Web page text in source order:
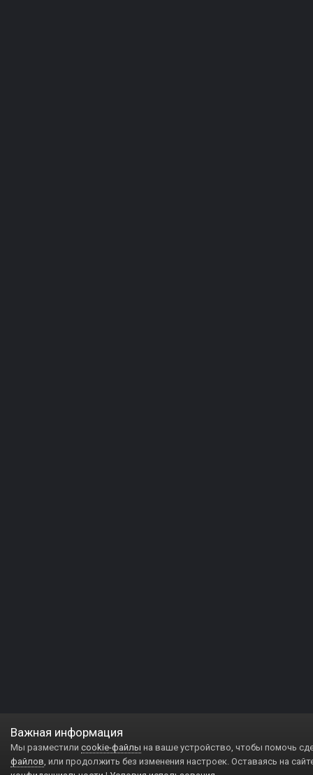
Важная информация
Мы разместили cookie-файлы на ваше устройство, чтобы помочь
файлов, или продолжить без изменения настроек. Оставаясь на